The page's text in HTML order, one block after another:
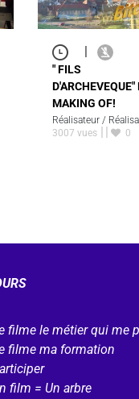
" FILS
D'ARCHEVEQUE"
MAKING OF!
Réalisateur /
3007 vues
0
filme le métier qui me
filme ma formation
film = Un arbre